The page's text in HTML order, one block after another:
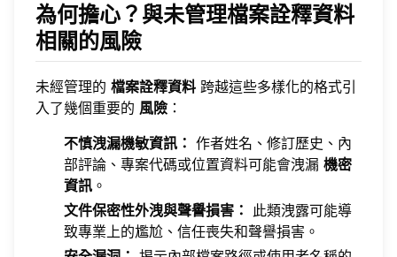
為何擔心？與未管理檔案詮釋資料
相關的風險
未經管理的 檔案詮釋資料 跨越這些多樣化的格式引
入了幾個重要的 風險 ：
不慎洩漏機敏資訊： 作者姓名、修訂歷史、內
部評論、專案代碼或位置資料可能會洩漏 機密
資訊 。
文件保密性外洩與聲譽損害：
此類洩露可能導
致專業上的尷尬、信任喪失和聲譽損害。